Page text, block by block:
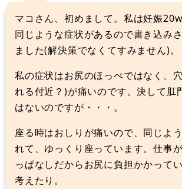
マコさん、初めまして。私は妊娠20w
同じような症状があるので書き込み
ました(解決策でなくてすみません)。
私の症状はお尻のほっぺではなく、
れる付近？)が痛いのです。決して肛
はないのですが・・・。
座る時はおしりが痛いので、同じよ
れて、ゆっくり座っています。仕事
っぱなしだからお尻に負担かかって
考えたり。